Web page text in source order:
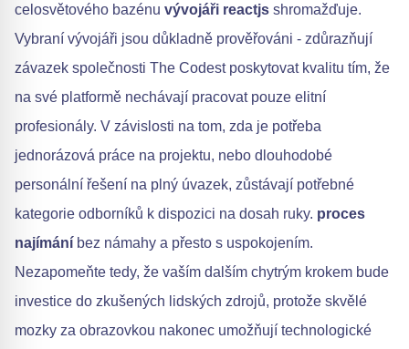
celosvětového bazénu vývojáři reactjs shromažďuje.
Vybraní vývojáři jsou důkladně prověřováni - zdůrazňují
závazek společnosti The Codest poskytovat kvalitu tím, že
na své platformě nechávají pracovat pouze elitní
profesionály. V závislosti na tom, zda je potřeba
jednorázová práce na projektu, nebo dlouhodobé
personální řešení na plný úvazek, zůstávají potřebné
kategorie odborníků k dispozici na dosah ruky. proces
najímání bez námahy a přesto s uspokojením.
Nezapomeňte tedy, že vaším dalším chytrým krokem bude
investice do zkušených lidských zdrojů, protože skvělé
mozky za obrazovkou nakonec umožňují technologické